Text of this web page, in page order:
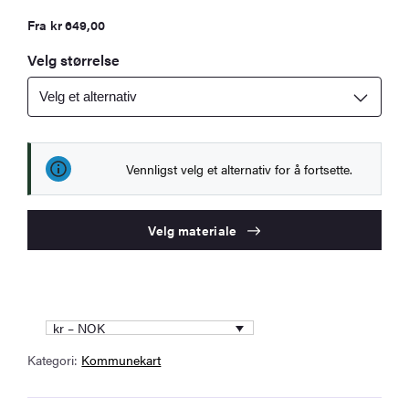
Fra kr649,00
Velg størrelse
Vennligst velg et alternativ for å fortsette.
Velg materiale
kr – NOK
Kategori: Kommunekart